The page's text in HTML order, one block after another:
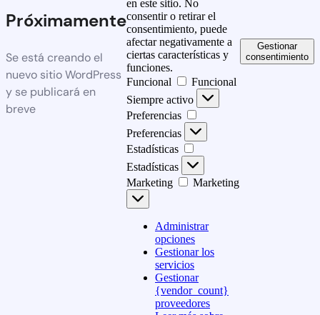
Próximamente
Se está creando el
nuevo sitio WordPress
y se publicará en
breve
en este sitio. No
consentir o retirar el
consentimiento, puede
afectar negativamente a
ciertas características y
funciones.
Funcional
Funcional
Siempre activo
Preferencias
Preferencias
Estadísticas
Estadísticas
Marketing
Marketing
Administrar
opciones
Gestionar los
servicios
Gestionar
{vendor_count}
proveedores
Gestionar
consentimiento